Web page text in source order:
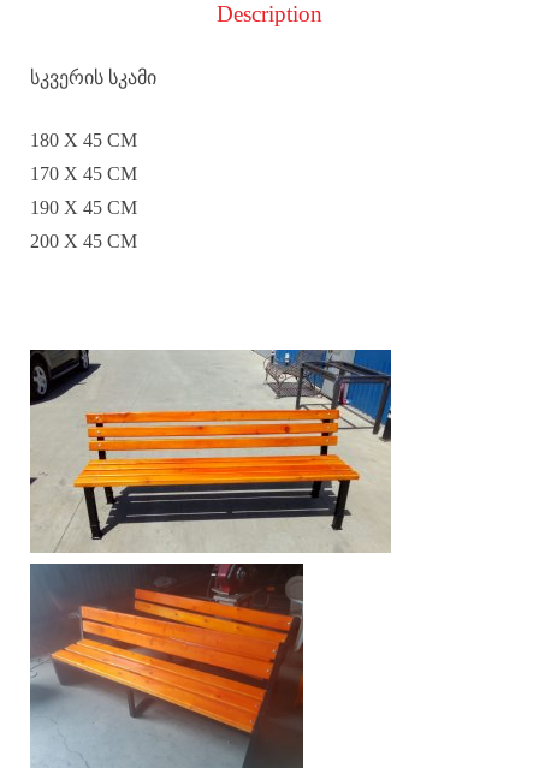
Description
სკვერის სკამი
180 X 45 CM
170 X 45 CM
190 X 45 CM
200 X 45 CM